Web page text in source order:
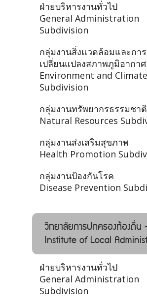
ฝ่ายบริหารงานทั่วไป
General Administration
Subdivision
กลุ่มงานสิ่งแวดล้อมและการ
เปลี่ยนแปลงสภาพภูมิอากาศ
Environment and
Subdivision
กลุ่มงานทรัพยากรธรรมชาติ
Natural Resources
กลุ่มงานส่งเสริมสุขภาพ
Health Promotion
กลุ่มงานป้องกันโรค
Disease Prevention
วิทยาลัยการปกครองท้องถิ่น
Institute of Local
ฝ่ายบริหารงานทั่วไป
General Administration
Subdivision